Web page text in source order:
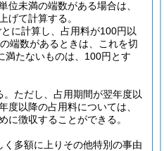
位未満の端数がある場合は、
げて計算する。
に計算し、占用料が100円以
端数があるときは、これを切
満たないものは、100円とす
ただし、占用期間が翌年度以
度以降の占用料については、
に徴収することができる。
多額に上りその他特別の事由